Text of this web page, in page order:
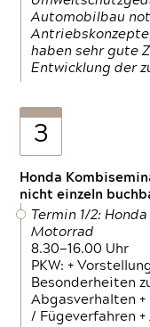
Automobilbau
haben sehr gute
Entwicklung der
3
Honda
nicht einzeln
Termin 1/2:
Motorrad
8.30—16.00 Uhr
PKW: +
Besonderheiten
Abgasverhalten
/ Fügeverfahren